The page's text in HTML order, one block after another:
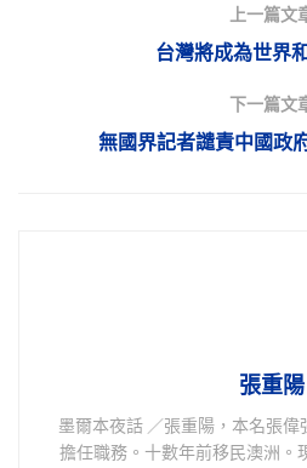
上一篇文
台灣將成為世界
下一篇文
無國界記者譴責中國政
張重陽
墨爾本夜話 ／張重陽，本名張
擔任職務。十數年前移民澳洲。